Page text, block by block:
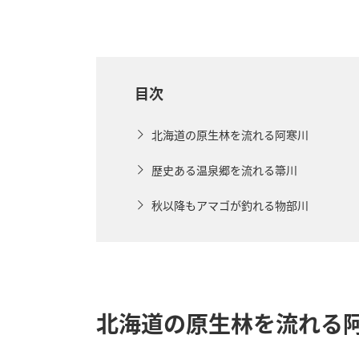
目次
北海道の原生林を流れる阿寒川
歴史ある温泉郷を流れる箒川
秋以降もアマゴが釣れる物部川
北海道の原生林を流れる